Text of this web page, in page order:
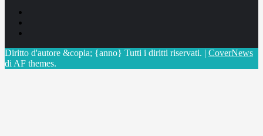
Diritto d'autore &copia; {anno} Tutti i diritti riservati. | CoverNews
di AF themes.